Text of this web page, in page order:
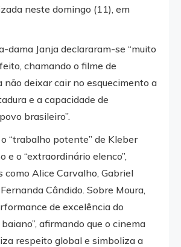
neste domingo (11), em
dama Janja declararam-se “muito
chamando o filme de
não deixar cair no esquecimento a
e a capacidade de
brasileiro”.
“trabalho potente” de Kleber
e o “extraordinário elenco”,
como Alice Carvalho, Gabriel
Cândido. Sobre Moura,
de excelência do
afirmando que o cinema
respeito global e simboliza a